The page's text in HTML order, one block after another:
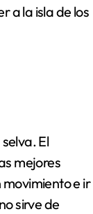
a la isla de los
El
mejores
e ir
sirve de